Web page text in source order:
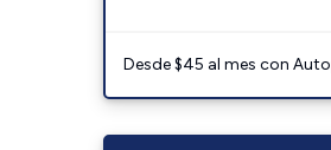
Desde $45 al mes con